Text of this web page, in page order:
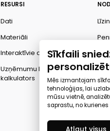
RESURSI
Dati
Materiāli
Interaktīvie dati
Uzņēmumu kredītspējas
kalkulators
Sīkfaili
Mēs izmantojam
tehnoloģijas, lai
mūsu vietnē,
saprastu, no